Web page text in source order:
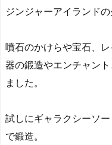
ジンジャーアイランド
噴石のかけらや宝石、
器の鍛造やエンチャン
ました。
試しにギャラクシーソ
で鍛造。